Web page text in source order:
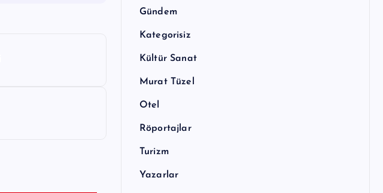
Gündem
Kategorisiz
Kültür Sanat
Murat Tüzel
Otel
Röportajlar
Turizm
Yazarlar